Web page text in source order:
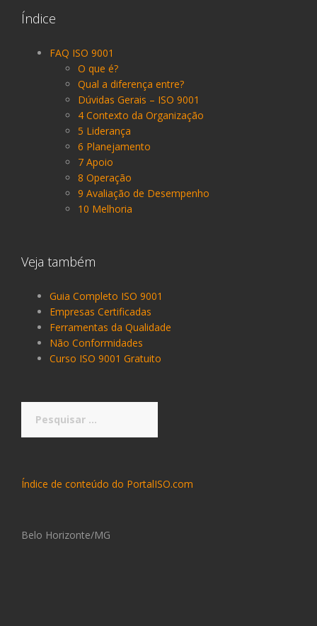
Índice
FAQ ISO 9001
O que é?
Qual a diferença entre?
Dúvidas Gerais – ISO 9001
4 Contexto da Organização
5 Liderança
6 Planejamento
7 Apoio
8 Operação
9 Avaliação de Desempenho
10 Melhoria
Veja também
Guia Completo ISO 9001
Empresas Certificadas
Ferramentas da Qualidade
Não Conformidades
Curso ISO 9001 Gratuito
por:
Índice de conteúdo do PortalISO.com
Belo Horizonte/MG